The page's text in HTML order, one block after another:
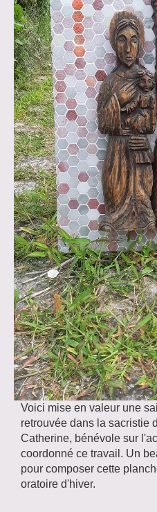
Voici mise en valeur une
retrouvée dans la sacristie
Catherine, bénévole sur
coordonné ce travail. Un
pour composer cette
oratoire d'hiver.